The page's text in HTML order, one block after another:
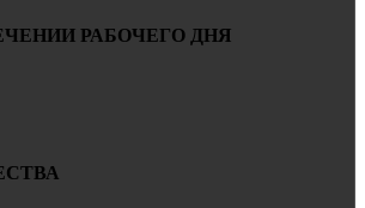
РАБОЧЕГО ДНЯ